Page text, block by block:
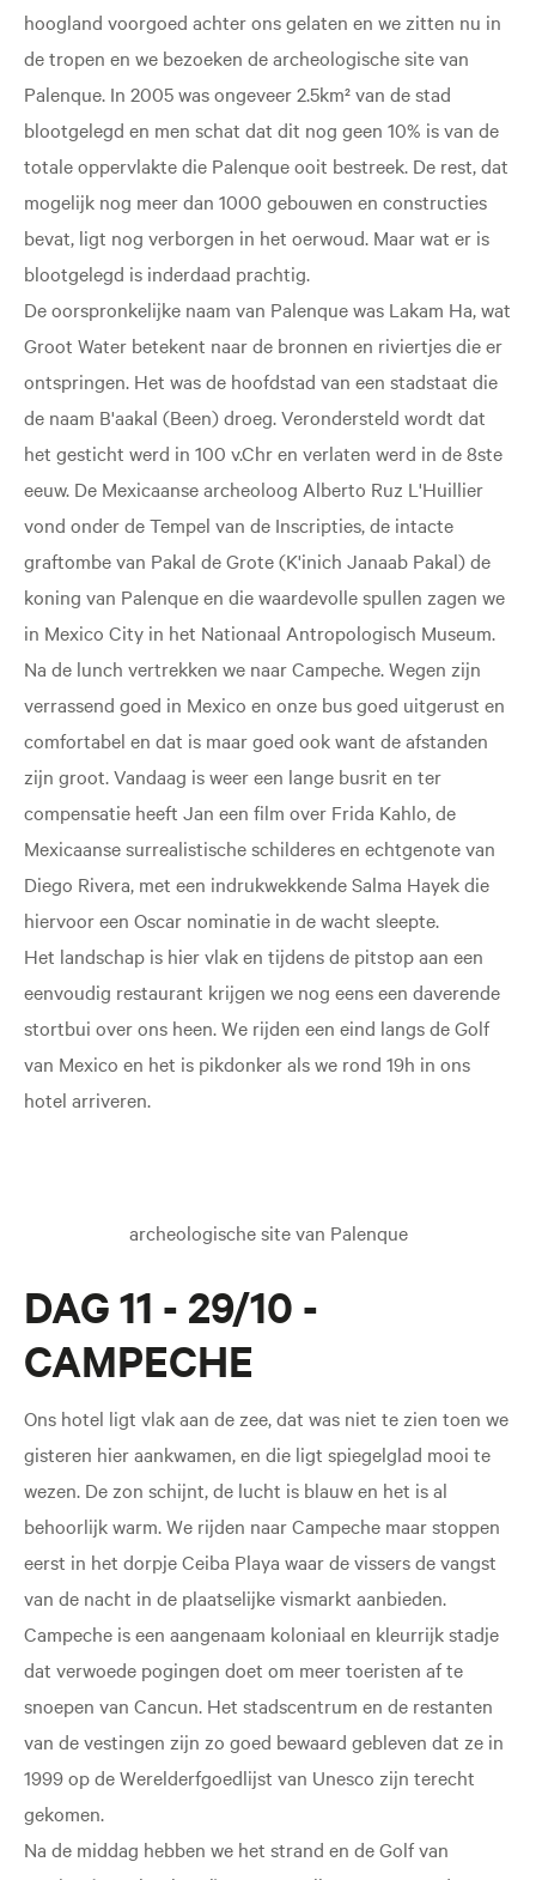
hoogland voorgoed achter ons gelaten en we zitten nu in
de tropen en we bezoeken de archeologische site van
Palenque. In 2005 was ongeveer 2.5km² van de stad
blootgelegd en men schat dat dit nog geen 10% is van de
totale oppervlakte die Palenque ooit bestreek. De rest, dat
mogelijk nog meer dan 1000 gebouwen en constructies
bevat, ligt nog verborgen in het oerwoud. Maar wat er is
blootgelegd is inderdaad prachtig.
De oorspronkelijke naam van Palenque was Lakam Ha, wat
Groot Water betekent naar de bronnen en riviertjes die er
ontspringen. Het was de hoofdstad van een stadstaat die
de naam B'aakal (Been) droeg. Verondersteld wordt dat
het gesticht werd in 100 v.Chr en verlaten werd in de 8ste
eeuw. De Mexicaanse archeoloog Alberto Ruz L'Huillier
vond onder de Tempel van de Inscripties, de intacte
graftombe van Pakal de Grote (K'inich Janaab Pakal) de
koning van Palenque en die waardevolle spullen zagen we
in Mexico City in het Nationaal Antropologisch Museum.
Na de lunch vertrekken we naar Campeche. Wegen zijn
verrassend goed in Mexico en onze bus goed uitgerust en
comfortabel en dat is maar goed ook want de afstanden
zijn groot. Vandaag is weer een lange busrit en ter
compensatie heeft Jan een film over Frida Kahlo, de
Mexicaanse surrealistische schilderes en echtgenote van
Diego Rivera, met een indrukwekkende Salma Hayek die
hiervoor een Oscar nominatie in de wacht sleepte.
Het landschap is hier vlak en tijdens de pitstop aan een
eenvoudig restaurant krijgen we nog eens een daverende
stortbui over ons heen. We rijden een eind langs de Golf
van Mexico en het is pikdonker als we rond 19h in ons
hotel arriveren.
archeologische site van Palenque
DAG 11 - 29/10 -
CAMPECHE
Ons hotel ligt vlak aan de zee, dat was niet te zien toen we
gisteren hier aankwamen, en die ligt spiegelglad mooi te
wezen. De zon schijnt, de lucht is blauw en het is al
behoorlijk warm. We rijden naar Campeche maar stoppen
eerst in het dorpje Ceiba Playa waar de vissers de vangst
van de nacht in de plaatselijke vismarkt aanbieden.
Campeche is een aangenaam koloniaal en kleurrijk stadje
dat verwoede pogingen doet om meer toeristen af te
snoepen van Cancun. Het stadscentrum en de restanten
van de vestingen zijn zo goed bewaard gebleven dat ze in
1999 op de Werelderfgoedlijst van Unesco zijn terecht
gekomen.
Na de middag hebben we het strand en de Golf van